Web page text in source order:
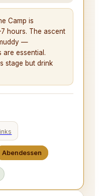
Camp is
hours. The ascent
—
essential.
stage but drink
Abendessen